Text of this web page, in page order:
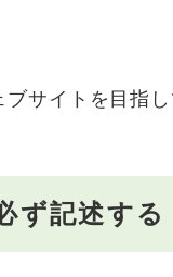
サイトを目指
ず記述する